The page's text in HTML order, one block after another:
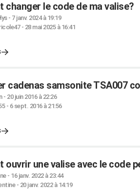
changer le code de ma valise?
- 7 janv. 2024 à 19:19
- 28 mai 2025 à 16:41
cadenas samsonite TSA007
- 20 juin 2016 à 22:26
- 6 sept. 2016 à 21:56
ouvrir une valise avec le code
- 16 janv. 2022 à 23:44
- 20 janv. 2022 à 14:19